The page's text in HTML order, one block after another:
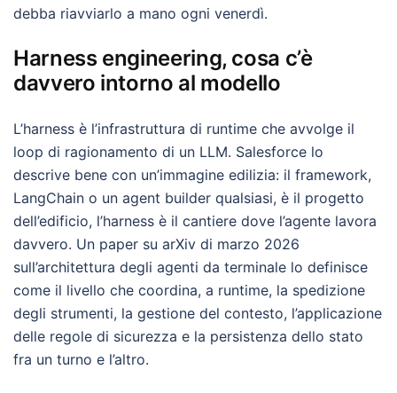
debba riavviarlo a mano ogni venerdì.
Harness engineering, cosa c’è
davvero intorno al modello
L’harness è l’infrastruttura di runtime che avvolge il
loop di ragionamento di un LLM. Salesforce lo
descrive bene con un’immagine edilizia: il framework,
LangChain o un agent builder qualsiasi, è il progetto
dell’edificio, l’harness è il cantiere dove l’agente lavora
davvero. Un paper su arXiv di marzo 2026
sull’architettura degli agenti da terminale lo definisce
come il livello che coordina, a runtime, la spedizione
degli strumenti, la gestione del contesto, l’applicazione
delle regole di sicurezza e la persistenza dello stato
fra un turno e l’altro.